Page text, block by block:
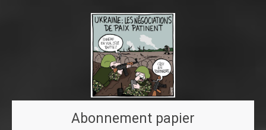
Abonnement papier